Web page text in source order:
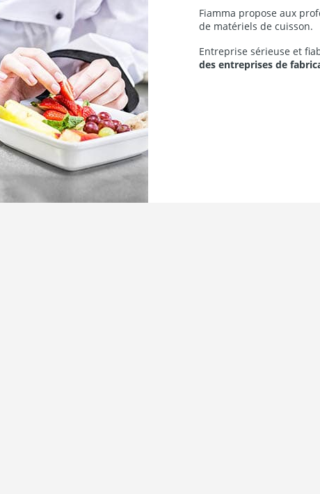
Fiamma propose aux
de matériels de cuisson.
Entreprise sérieuse et
des entreprises de